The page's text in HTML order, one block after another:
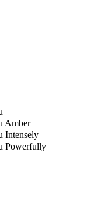
Amber
Intensely
Powerfully